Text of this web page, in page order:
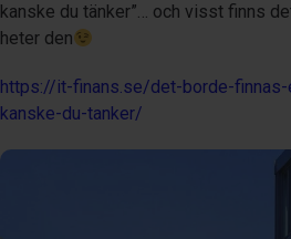
kanske du tänker”… och visst finns
heter den
https://it-finans.se/det-borde-
kanske-du-tanker/